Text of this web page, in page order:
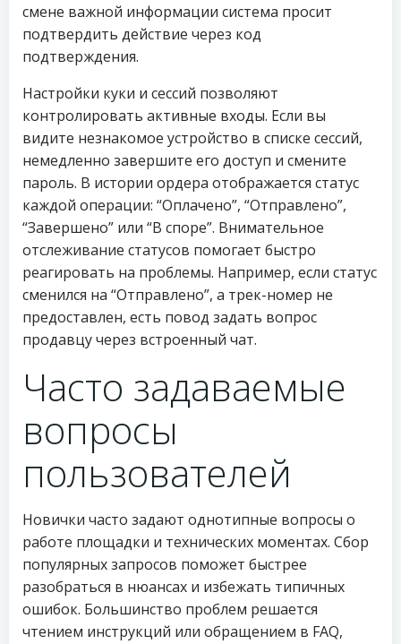
смене важной информации система просит
подтвердить действие через код
подтверждения.
Настройки куки и сессий позволяют
контролировать активные входы. Если вы
видите незнакомое устройство в списке сессий,
немедленно завершите его доступ и смените
пароль. В истории ордера отображается статус
каждой операции: “Оплачено”, “Отправлено”,
“Завершено” или “В споре”. Внимательное
отслеживание статусов помогает быстро
реагировать на проблемы. Например, если статус
сменился на “Отправлено”, а трек-номер не
предоставлен, есть повод задать вопрос
продавцу через встроенный чат.
Часто задаваемые
вопросы
пользователей
Новички часто задают однотипные вопросы о
работе площадки и технических моментах. Сбор
популярных запросов поможет быстрее
разобраться в нюансах и избежать типичных
ошибок. Большинство проблем решается
чтением инструкций или обращением в FAQ,